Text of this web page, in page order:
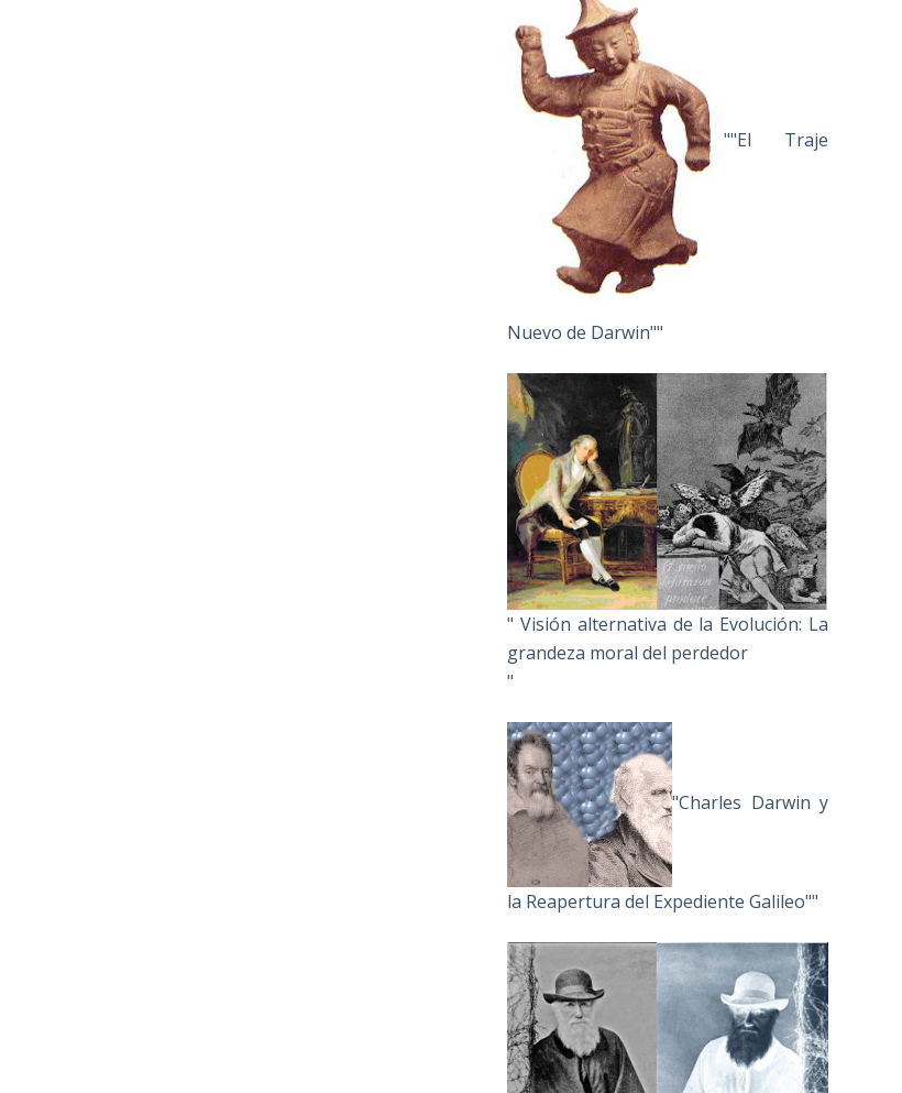
""El Traje
Nuevo de Darwin""
" Visión alternativa de la Evolución: La
grandeza moral del perdedor
"
"Charles Darwin y
la Reapertura del Expediente Galileo""